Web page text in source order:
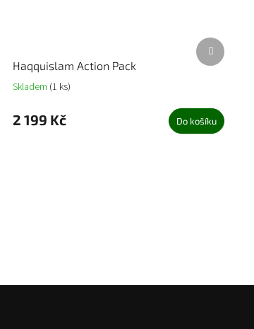
Haqquislam Action Pack
Skladem (1 ks)
2 199 Kč Do košíku
Další
produkt